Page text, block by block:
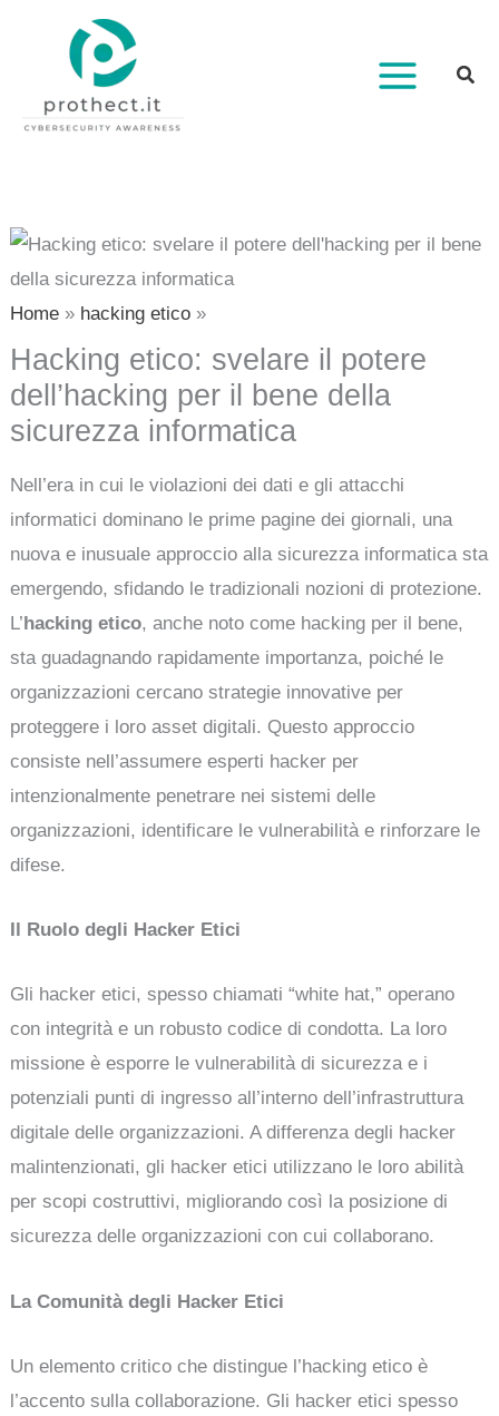
contenuto
Home hacking etico
Hacking etico: svelare il potere
dell’hacking per il bene della
sicurezza informatica
Nell’era in cui le violazioni dei dati e gli attacchi
informatici dominano le prime pagine dei giornali, una
nuova e inusuale approccio alla sicurezza informatica sta
emergendo, sfidando le tradizionali nozioni di protezione.
L’hacking etico, anche noto come hacking per il bene,
sta guadagnando rapidamente importanza, poiché le
organizzazioni cercano strategie innovative per
proteggere i loro asset digitali. Questo approccio
consiste nell’assumere esperti hacker per
intenzionalmente penetrare nei sistemi delle
organizzazioni, identificare le vulnerabilità e rinforzare le
difese.
Il Ruolo degli Hacker Etici
Gli hacker etici, spesso chiamati “white hat,” operano
con integrità e un robusto codice di condotta. La loro
missione è esporre le vulnerabilità di sicurezza e i
potenziali punti di ingresso all’interno dell’infrastruttura
digitale delle organizzazioni. A differenza degli hacker
malintenzionati, gli hacker etici utilizzano le loro abilità
per scopi costruttivi, migliorando così la posizione di
sicurezza delle organizzazioni con cui collaborano.
La Comunità degli Hacker Etici
Un elemento critico che distingue l’hacking etico è
l’accento sulla collaborazione. Gli hacker etici spesso